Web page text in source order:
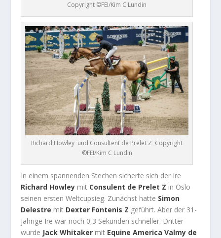
Copyright ©FEI/Kim C Lundin
Richard Howley und Consultent de Prelet Z Copyright
©FEI/Kim C Lundin
In einem spannenden Stechen sicherte sich der Ire
Richard Howley mit Consulent de Prelet Z in Oslo
seinen ersten Weltcupsieg. Zunächst hatte Simon
Delestre mit Dexter Fontenis Z geführt. Aber der 31-
jährige Ire war noch 0,3 Sekunden schneller. Dritter
wurde Jack Whitaker mit Equine America Valmy de